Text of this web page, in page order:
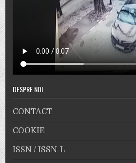
DESPRE NOI
CONTACT
COOKIE
ISSN / ISSN-L